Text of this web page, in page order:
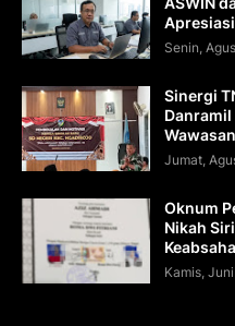
Senin,
Sinergi
Jumat,
Oknum
Nikah
Kamis,